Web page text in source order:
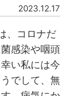
2023.12.17
、コロナだ
感染や咽頭
い私には今
でして、無